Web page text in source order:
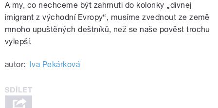
A my, co nechceme být zahrnuti do kolonky „divnej
imigrant z východní Evropy“, musíme zvednout ze země
mnoho upuštěných deštníků, než se naše pověst trochu
vylepší.
autor: Iva Pekárková